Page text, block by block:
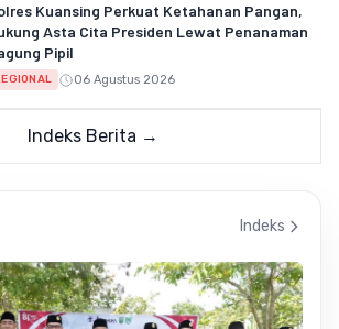
Kuansing Perkuat Ketahanan Pangan,
Asta Cita Presiden Lewat Penanaman
Pipil
06 Agustus 2026
Indeks Berita →
Indeks